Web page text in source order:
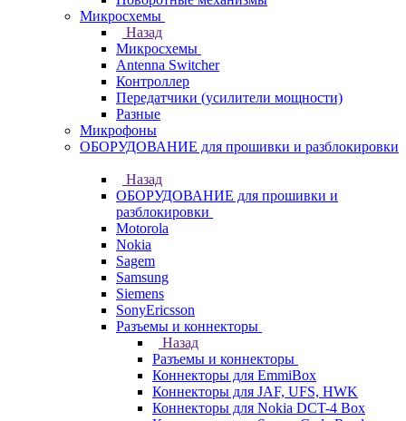
Микросхемы
Назад
Микросхемы
Antenna Switcher
Контроллер
Передатчики (усилители мощности)
Разные
Микрофоны
ОБОРУДОВАНИЕ для прошивки и разблокировки
Назад
ОБОРУДОВАНИЕ для прошивки и
разблокировки
Motorola
Nokia
Sagem
Samsung
Siemens
SonyEricsson
Разъемы и коннекторы
Назад
Разъемы и коннекторы
Коннекторы для EmmiBox
Коннекторы для JAF, UFS, HWK
Коннекторы для Nokia DCT-4 Box